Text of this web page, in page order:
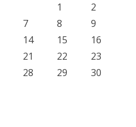
1
2
7 8
9
14 15
16
21 22
23
28 29
30